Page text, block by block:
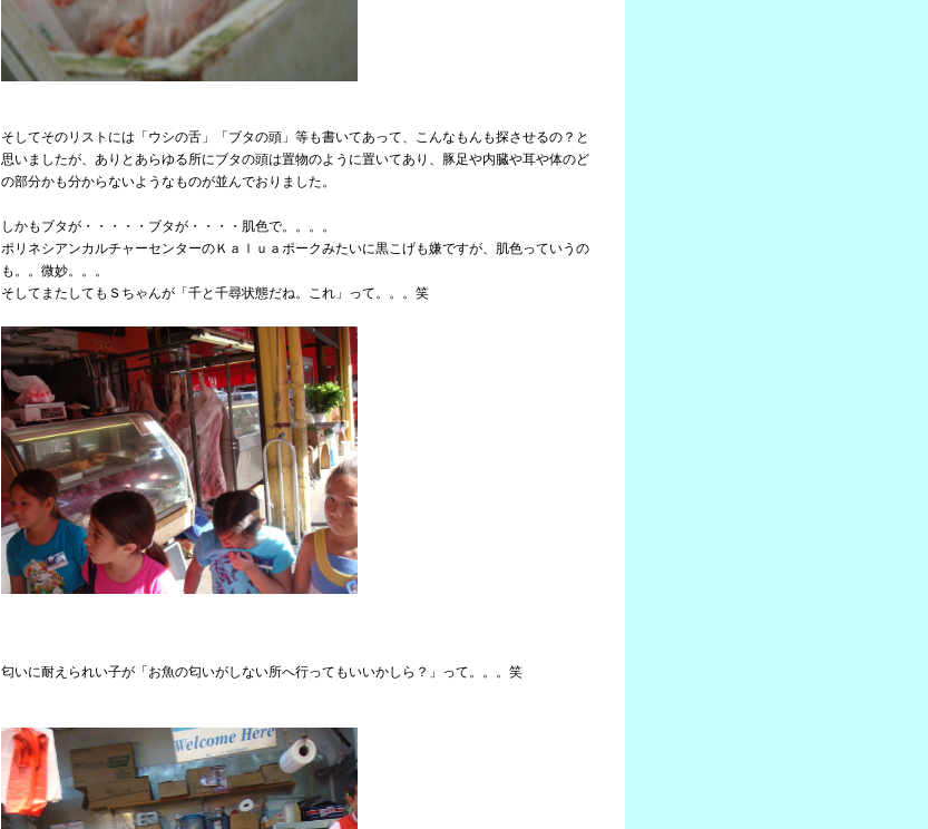
そしてそのリストには「ウシの舌」「ブタの頭」等も書いてあって、こんなもんも探させるの？と
思いましたが、ありとあらゆる所にブタの頭は置物のように置いてあり、豚足や内臓や耳や体のど
の部分かも分からないようなものが並んでおりました。
しかもブタが・・・・・ブタが・・・・肌色で。。。。
ポリネシアンカルチャーセンターのＫａｌｕａポークみたいに黒こげも嫌ですが、肌色っていうの
も。。微妙。。。
そしてまたしてもＳちゃんが「千と千尋状態だね。これ」って。。。笑
匂いに耐えられい子が「お魚の匂いがしない所へ行ってもいいかしら？」って。。。笑